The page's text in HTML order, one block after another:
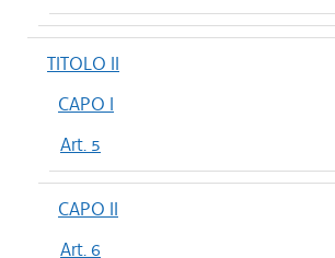
TITOLO II
CAPO I
Art. 5
CAPO II
Art. 6